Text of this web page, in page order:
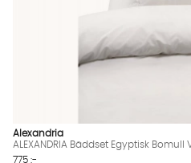
Alexandria
ALEXANDRIA Bäddset Egyptisk Bomull
775 :-